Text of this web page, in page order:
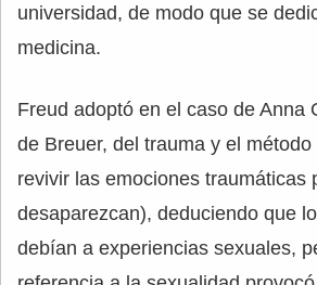
universidad, de modo que se
medicina.
Freud adoptó en el caso de Anna
de Breuer, del trauma y el
revivir las emociones traumáticas
desaparezcan), deduciendo que
debían a experiencias sexuales,